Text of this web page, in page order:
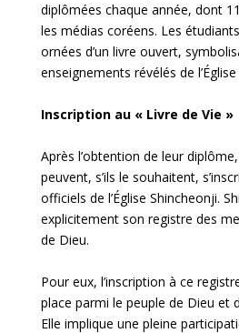
diplômées chaque année, dont
les médias coréens. Les
ornées d’un livre ouvert,
enseignements révélés de
Inscription au « Livre de Vie »
Après l’obtention de leur
peuvent, s’ils le souhaitent,
officiels de l’Église Shincheonji.
explicitement son registre des
de Dieu.
Pour eux, l’inscription à ce
place parmi le peuple de Dieu et
Elle implique une pleine